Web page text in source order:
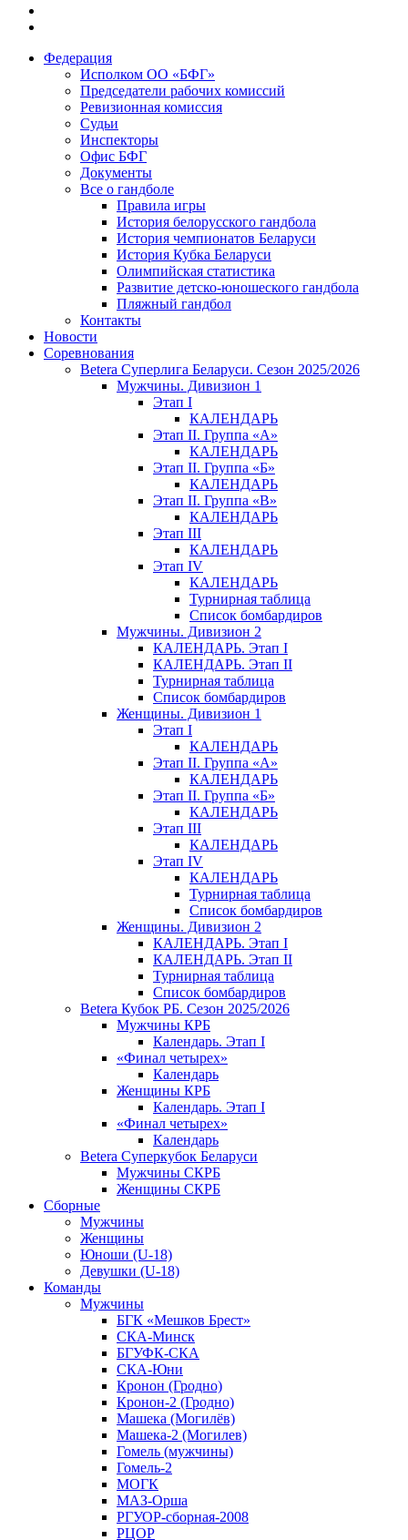
Федерация
Исполком ОО «БФГ»
Председатели рабочих комиссий
Ревизионная комиссия
Судьи
Инспекторы
Офис БФГ
Документы
Все о гандболе
Правила игры
История белорусского гандбола
История чемпионатов Беларуси
История Кубка Беларуси
Олимпийская статистика
Развитие детско-юношеского гандбола
Пляжный гандбол
Контакты
Новости
Соревнования
Betera Суперлига Беларуси. Сезон 2025/2026
Мужчины. Дивизион 1
Этап I
КАЛЕНДАРЬ
Этап II. Группа «А»
КАЛЕНДАРЬ
Этап II. Группа «Б»
КАЛЕНДАРЬ
Этап II. Группа «В»
КАЛЕНДАРЬ
Этап III
КАЛЕНДАРЬ
Этап IV
КАЛЕНДАРЬ
Турнирная таблица
Список бомбардиров
Мужчины. Дивизион 2
КАЛЕНДАРЬ. Этап I
КАЛЕНДАРЬ. Этап II
Турнирная таблица
Список бомбардиров
Женщины. Дивизион 1
Этап I
КАЛЕНДАРЬ
Этап II. Группа «А»
КАЛЕНДАРЬ
Этап II. Группа «Б»
КАЛЕНДАРЬ
Этап III
КАЛЕНДАРЬ
Этап IV
КАЛЕНДАРЬ
Турнирная таблица
Список бомбардиров
Женщины. Дивизион 2
КАЛЕНДАРЬ. Этап I
КАЛЕНДАРЬ. Этап II
Турнирная таблица
Список бомбардиров
Betera Кубок РБ. Сезон 2025/2026
Мужчины КРБ
Календарь. Этап I
«Финал четырех»
Календарь
Женщины КРБ
Календарь. Этап I
«Финал четырех»
Календарь
Betera Суперкубок Беларуси
Мужчины СКРБ
Женщины СКРБ
Сборные
Мужчины
Женщины
Юноши (U-18)
Девушки (U-18)
Команды
Мужчины
БГК «Мешков Брест»
СКА-Минск
БГУФК-СКА
СКА-Юни
Кронон (Гродно)
Кронон-2 (Гродно)
Машека (Могилёв)
Машека-2 (Могилев)
Гомель (мужчины)
Гомель-2
МОГК
МАЗ-Орша
РГУОР-сборная-2008
РЦОР